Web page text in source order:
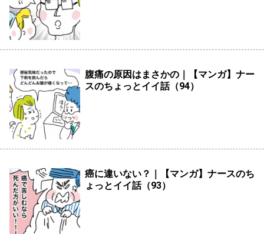
腹痛の原因はまさかの｜【マンガ】ナー
スのちょっとイイ話（94）
癌に違いない？｜【マンガ】ナースのち
ょっとイイ話（93）